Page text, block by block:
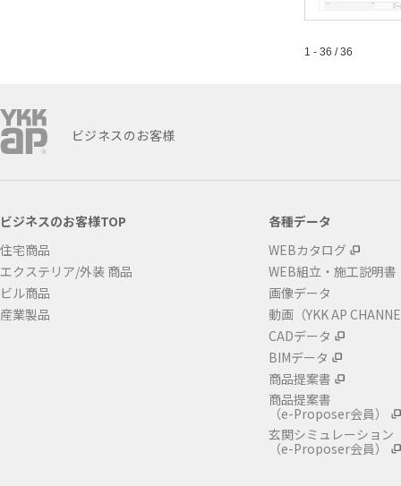
1 - 36 / 36
ビジネスのお客様
ビジネスのお客様TOP
住宅商品
エクステリア/外装 商品
ビル商品
産業製品
各種データ
WEBカタログ
WEB組立・施工説明書
画像データ
動画（YKK AP
CADデータ
BIMデータ
商品提案書
商品提案書
（e-Proposer会員）
玄関シミュレーション
（e-Proposer会員）